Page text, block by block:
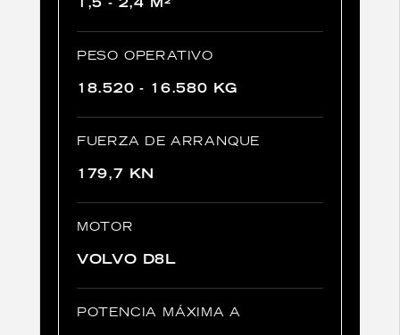
1,5 - 2,4 M²
PESO OPERATIVO
18.520 - 16.580 KG
FUERZA DE ARRANQUE
179,7 KN
MOTOR
VOLVO D8L
POTENCIA MÁXIMA A